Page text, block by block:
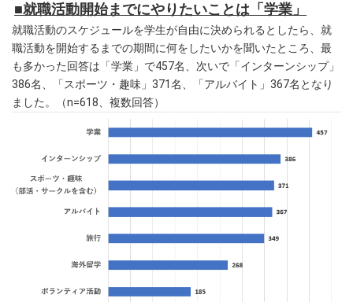
■就職活動開始までにやりたいことは「学業」
就職活動のスケジュールを学生が自由に決められるとしたら、就
職活動を開始するまでの期間に何をしたいかを聞いたところ、最
も多かった回答は「学業」で457名、次いで「インターンシップ」
386名、「スポーツ・趣味」371名、「アルバイト」367名となり
ました。（n=618、複数回答）